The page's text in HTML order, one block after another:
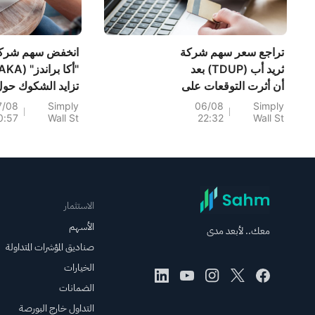
يُفتح فورًا
تراجع سعر سهم شركة
ثريد أب (TDUP) بعد
أن أثرت التوقعات على
تقدم هامش الربح
Simply
Wall St
06/08
22:32
انخفض سهم
تزايد الشكوك
استدامة تعافي
الربح.
Simply
Wall St
08
معك.. لأبعد مدى
الاستثمار
الأسهم
صناديق المؤشرات المتداولة
الخيارات
الضمانات
التداول خارج البورصة